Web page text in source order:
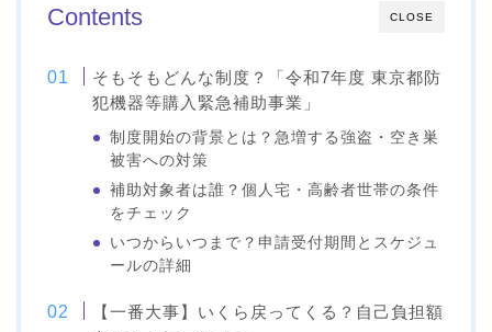
CLOSE
Contents
そもそもどんな制度？「令和7年度 東京都防
犯機器等購入緊急補助事業」
制度開始の背景とは？急増する強盗・空き巣
被害への対策
補助対象者は誰？個人宅・高齢者世帯の条件
をチェック
いつからいつまで？申請受付期間とスケジュ
ールの詳細
【一番大事】いくら戻ってくる？自己負担額